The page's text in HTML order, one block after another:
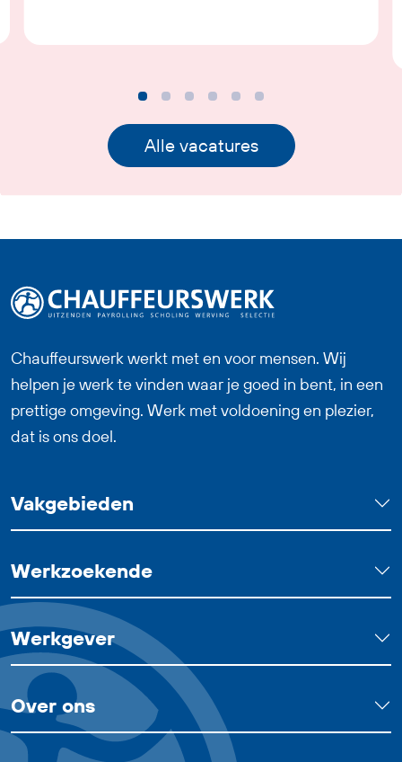
voedselketen. Nauwkeurigheid, hygiëne
Alle vacatures
Chauffeurswerk werkt met en voor mensen. Wij
helpen je werk te vinden waar je goed in bent, in een
prettige omgeving. Werk met voldoening en plezier,
dat is ons doel.
Vakgebieden
Werkzoekende
Werkgever
Over ons